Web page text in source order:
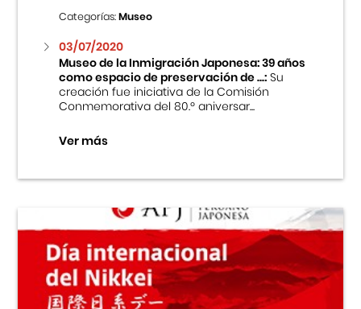
Categorías:Museo
03/07/2020
Museo de la Inmigración Japonesa: 39 años
como espacio de preservación de ...:Su
creación fue iniciativa de la Comisión
Conmemorativa del 80.º aniversar...
Ver más